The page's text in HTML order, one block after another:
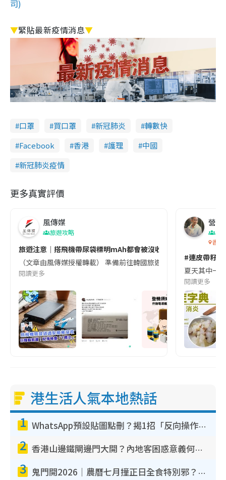
司)
▼緊貼最新疫情消息▼
口罩 買口罩 新冠肺炎
轉數快
Facebook
香港 護理
中國
新冠肺炎疫情
更多真實評價
風傳媒
旅遊攻略
旅遊注意｜搭飛機帶尿袋標明mAh都會被沒收😱出發前切記檢查
（文章由風傳媒授權轉載） 準備前往韓國旅遊的民眾，近期要
閱讀更多
營養
香港
#連皮帶籽
夏天其中一
閱讀更多
港生活人氣本地熱話
1 WhatsApp預設貼圖點刪？揭1招「反向操作」還原簡潔介面 附3步實測教學
2 香港山邊鐵閘邊門大開？內地客困惑意義何在！網民神回覆：呢種叫法理性防禦
3 鬼門開2026｜農曆七月撞正日全食特別邪？專家警告切忌做一事！揭4大禁忌+2招保平安